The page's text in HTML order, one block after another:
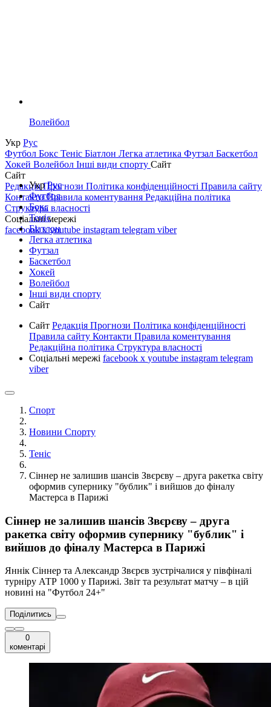
Волейбол
Укр Рус
Футбол Бокс Теніс Біатлон Легка атлетика Футзал Баскетбол
Хокей Волейбол Інші види спорту Сайт
Сайт
РедакціяПрогнози Політика конфіденційності Правила сайту
КонтактиПравила коментування Редакційна політика
Структура власності
Соціальні мережі
facebookxyoutube instagram telegram viber
УкрРус
Футбол
Бокс
Теніс
Біатлон
Легка атлетика
Футзал
Баскетбол
Хокей
Волейбол
Інші види спорту
Сайт
Сайт Редакція Прогнози Політика конфіденційності
Правила сайту Контакти Правила коментування
Редакційна політика Структура власності
Соціальні мережі facebook x youtube instagram telegram
viber
Спорт
Новини Спорту
Теніс
Сіннер не залишив шансів Звєрєву – друга ракетка світу
оформив супернику "бублик" і вийшов до фіналу
Мастерса в Парижі
Сіннер не залишив шансів Звєрєву – друга
ракетка світу оформив супернику "бублик" і
вийшов до фіналу Мастерса в Парижі
Яннік Сіннер та Александр Звєрєв зустрічалися у півфіналі
турніру АТР 1000 у Парижі. Звіт та результат матчу – в цій
новині на "Футбол 24+"
Поділитись
0
коментарі